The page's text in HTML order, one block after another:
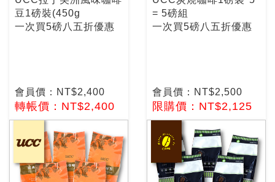
豆1磅裝(450g
一次買5磅八五折優惠
會員價：NT$2,400
轉帳價：NT$2,400
= 5磅組
一次買5磅八五折優惠
會員價：NT$2,500
限購價：NT$2,125